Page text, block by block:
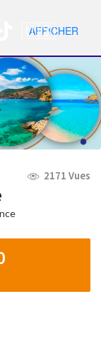
🇺🇸 Nav
2171 Vues
AFFICHER